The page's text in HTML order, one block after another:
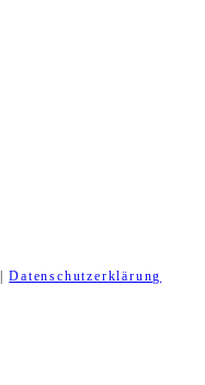
|Datenschutzerklärung